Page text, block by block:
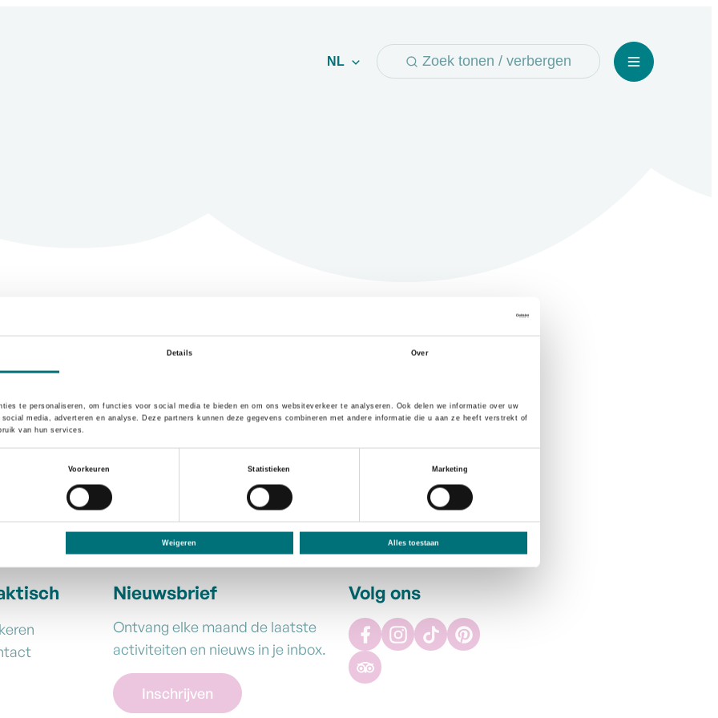
Details Over
te personaliseren, om functies voor social media te bieden en om ons websiteverkeer te analyseren. Ook delen we informatie over uw
media, adverteren en analyse. Deze partners kunnen deze gegevens combineren met andere informatie die u aan ze heeft verstrekt of
van hun services.
Voorkeuren Statistieken Marketing
Weigeren Alles toestaan
NL Zoek tonen / verbergen Menu
ligging langs de autosnelweg E 313 (afrit 31).
Nieuwsbrief
Ontvang elke maand de laatste
activiteiten en nieuws in je inbox.
Inschrijven
Volg ons
FacebookInstagram
TikTokPinterest
Tripadvisor